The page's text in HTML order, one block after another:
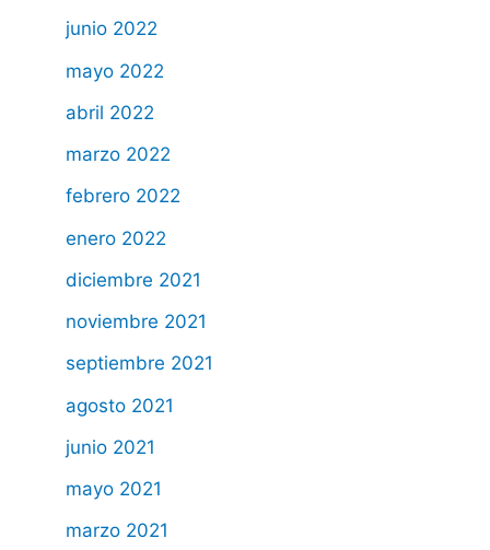
junio 2022
mayo 2022
abril 2022
marzo 2022
febrero 2022
enero 2022
diciembre 2021
noviembre 2021
septiembre 2021
agosto 2021
junio 2021
mayo 2021
marzo 2021